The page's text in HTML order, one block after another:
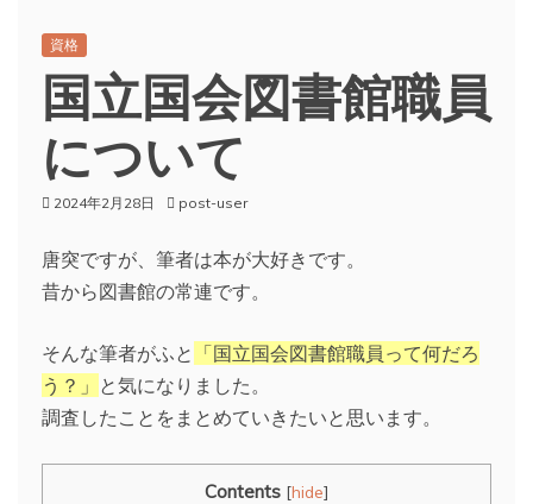
資格
国立国会図書館職員
について
2024年2月28日 post-user
唐突ですが、筆者は本が大好きです。
昔から図書館の常連です。
そんな筆者がふと 「国立国会図書館職員って何だろ
う？」 と気になりました。
調査したことをまとめていきたいと思います。
Contents [hide]